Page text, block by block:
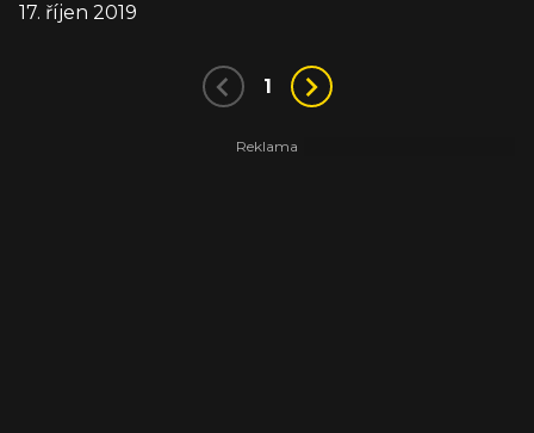
17. říjen 2019
1